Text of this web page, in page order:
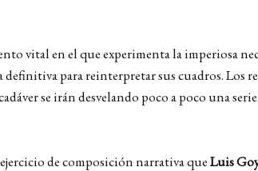
vital en el que experimenta la imperiosa
para reinterpretar sus cuadros. Los
se irán desvelando poco a poco una serie
de composición narrativa queLuis